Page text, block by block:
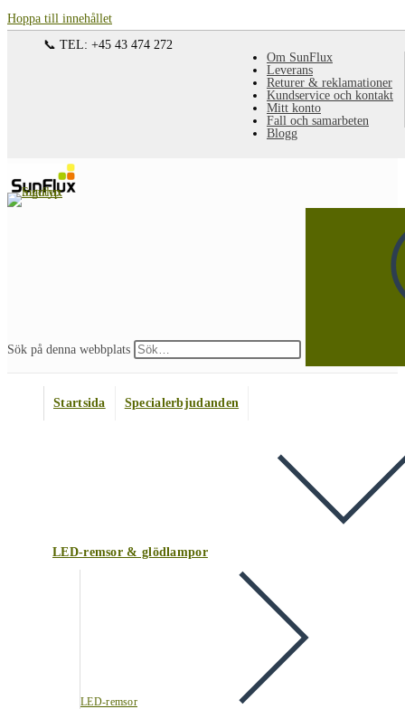
Hoppa till innehållet
Om SunFlux
Leverans
Returer & reklamationer
Kundservice och kontakt
Mitt konto
Fall och samarbeten
Blogg
📞 TEL: +45 43 474 272
Sök på denna webbplats
Startsida Specialerbjudanden
LED-remsor & glödlampor
LED-remsor